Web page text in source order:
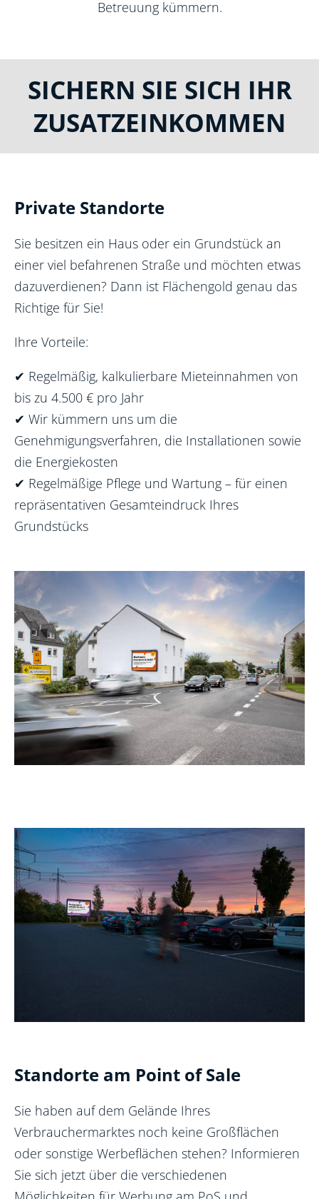
Betreuung kümmern.
SICHERN SIE SICH IHR
ZUSATZEINKOMMEN
Private Standorte
Sie besitzen ein Haus oder ein Grundstück an
einer viel befahrenen Straße und möchten etwas
dazuverdienen? Dann ist Flächengold genau das
Richtige für Sie!
Ihre Vorteile:
✔ Regelmäßig, kalkulierbare Mieteinnahmen von
bis zu 4.500 € pro Jahr
✔ Wir kümmern uns um die
Genehmigungsverfahren, die Installationen sowie
die Energiekosten
✔ Regelmäßige Pflege und Wartung – für einen
repräsentativen Gesamteindruck Ihres
Grundstücks
Standorte am Point of Sale
Sie haben auf dem Gelände Ihres
Verbrauchermarktes noch keine Großflächen
oder sonstige Werbeflächen stehen? Informieren
Sie sich jetzt über die verschiedenen